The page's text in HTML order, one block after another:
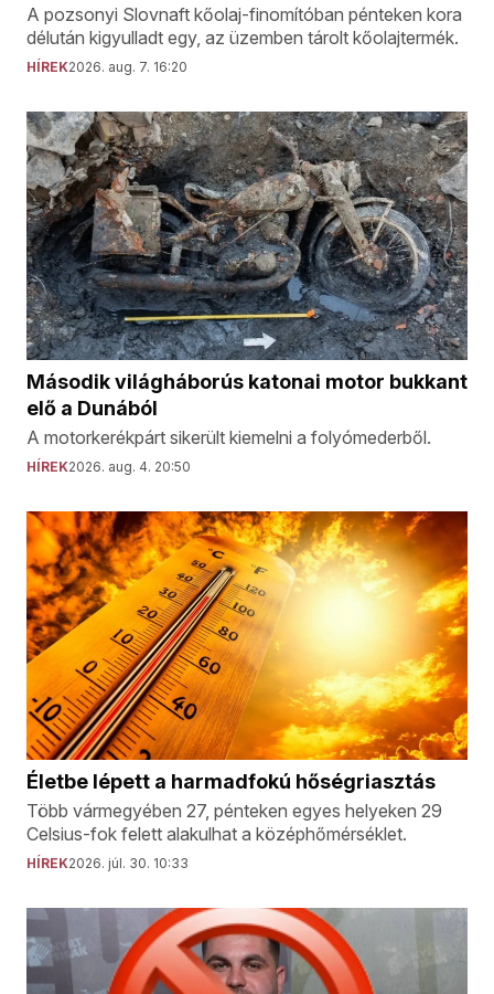
A pozsonyi Slovnaft kőolaj-finomítóban pénteken kora
délután kigyulladt egy, az üzemben tárolt kőolajtermék.
HÍREK2026. aug. 7. 16:20
Második világháborús katonai motor bukkant
elő a Dunából
A motorkerékpárt sikerült kiemelni a folyómederből.
HÍREK2026. aug. 4. 20:50
Életbe lépett a harmadfokú hőségriasztás
Több vármegyében 27, pénteken egyes helyeken 29
Celsius-fok felett alakulhat a középhőmérséklet.
HÍREK2026. júl. 30. 10:33